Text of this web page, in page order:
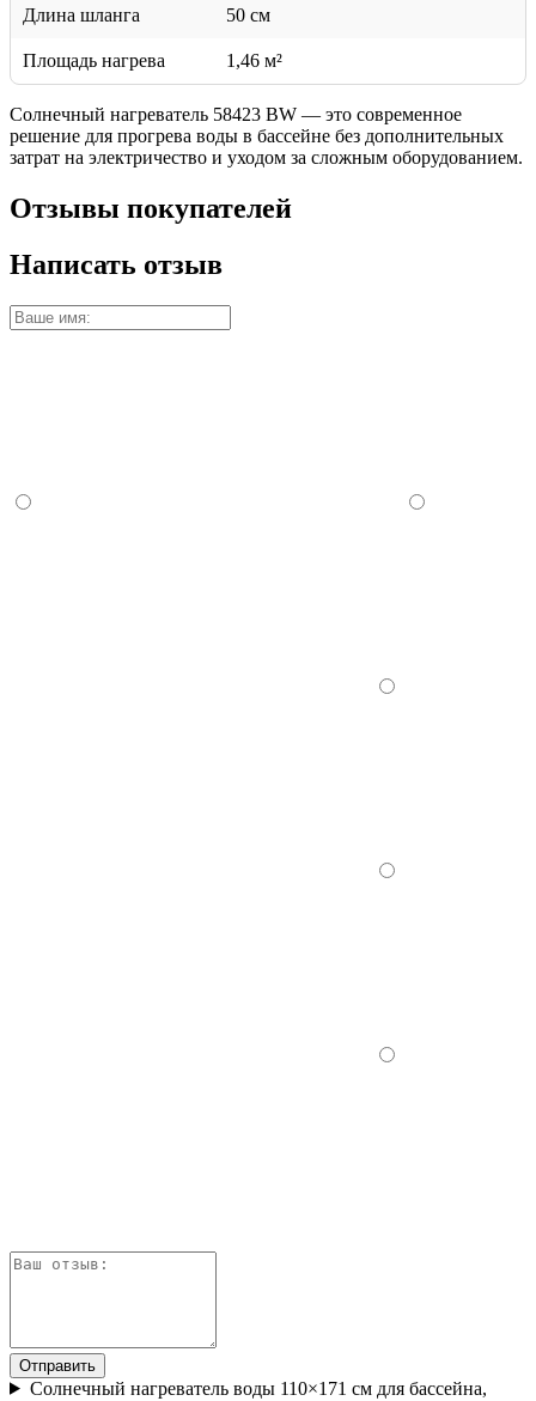
Длина шланга 50 см
Площадь нагрева 1,46 м²
Солнечный нагреватель 58423 BW — это современное
решение для прогрева воды в бассейне без дополнительных
затрат на электричество и уходом за сложным оборудованием.
Отзывы покупателей
Написать отзыв
Отправить
Солнечный нагреватель воды 110×171 см для бассейна,